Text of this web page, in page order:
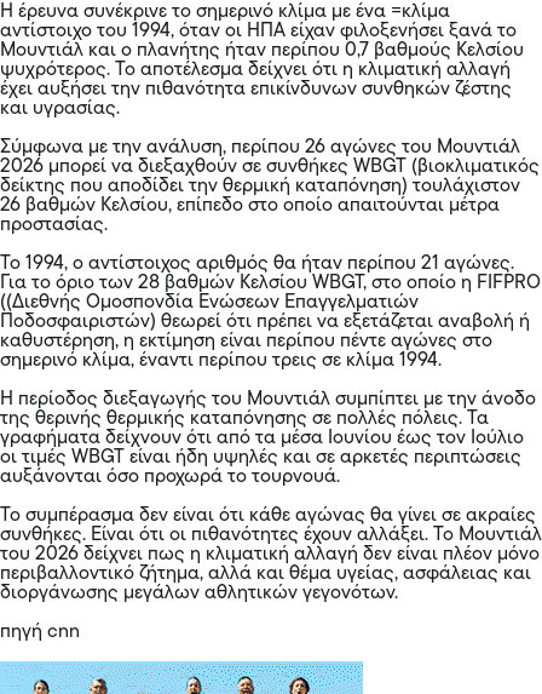
Η έρευνα συνέκρινε το σημερινό κλίμα με ένα =κλίμα
αντίστοιχο του 1994, όταν οι ΗΠΑ είχαν φιλοξενήσει ξανά το
Μουντιάλ και ο πλανήτης ήταν περίπου 0,7 βαθμούς Κελσίου
ψυχρότερος. Το αποτέλεσμα δείχνει ότι η κλιματική αλλαγή
έχει αυξήσει την πιθανότητα επικίνδυνων συνθηκών ζέστης
και υγρασίας.
Σύμφωνα με την ανάλυση, περίπου 26 αγώνες του Μουντιάλ
2026 μπορεί να διεξαχθούν σε συνθήκες WBGT (βιοκλιματικός
δείκτης που αποδίδει την θερμική καταπόνηση) τουλάχιστον
26 βαθμών Κελσίου, επίπεδο στο οποίο απαιτούνται μέτρα
προστασίας.
Το 1994, ο αντίστοιχος αριθμός θα ήταν περίπου 21 αγώνες.
Για το όριο των 28 βαθμών Κελσίου WBGT, στο οποίο η FIFPRO
((Διεθνής Ομοσπονδία Ενώσεων Επαγγελματιών
Ποδοσφαιριστών) θεωρεί ότι πρέπει να εξετάζεται αναβολή ή
καθυστέρηση, η εκτίμηση είναι περίπου πέντε αγώνες στο
σημερινό κλίμα, έναντι περίπου τρεις σε κλίμα 1994.
Η περίοδος διεξαγωγής του Μουντιάλ συμπίπτει με την άνοδο
της θερινής θερμικής καταπόνησης σε πολλές πόλεις. Τα
γραφήματα δείχνουν ότι από τα μέσα Ιουνίου έως τον Ιούλιο
οι τιμές WBGT είναι ήδη υψηλές και σε αρκετές περιπτώσεις
αυξάνονται όσο προχωρά το τουρνουά.
Το συμπέρασμα δεν είναι ότι κάθε αγώνας θα γίνει σε ακραίες
συνθήκες. Είναι ότι οι πιθανότητες έχουν αλλάξει. Το Μουντιάλ
του 2026 δείχνει πως η κλιματική αλλαγή δεν είναι πλέον μόνο
περιβαλλοντικό ζήτημα, αλλά και θέμα υγείας, ασφάλειας και
διοργάνωσης μεγάλων αθλητικών γεγονότων.
πηγή cnn